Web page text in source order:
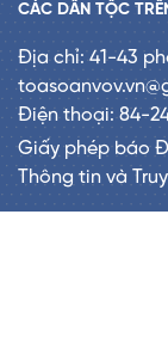
CÁC DÂN TỘC
Địa chỉ: 41-43
Điện thoại: 84-
Giấy phép báo
Thông tin và